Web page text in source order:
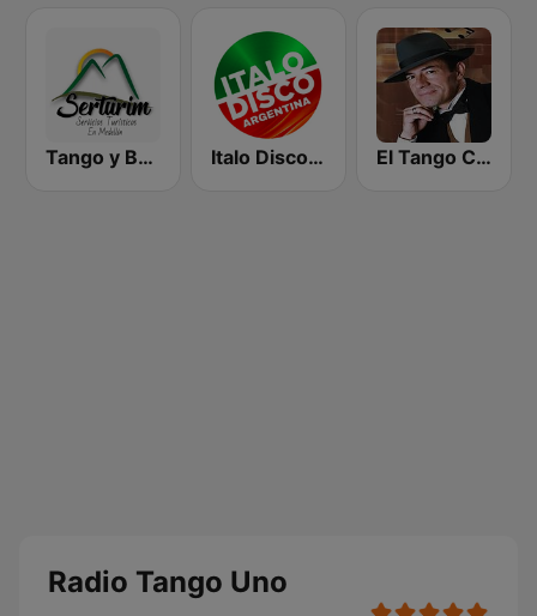
Tango y Bolero Italo Disco Argentina El Tango Criollo
Radio Tango Uno